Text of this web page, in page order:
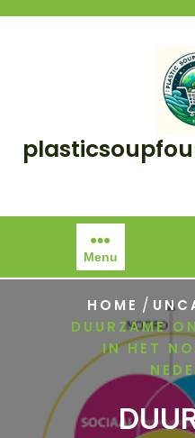
Menu
HOME /
DUURZAME
IN HET